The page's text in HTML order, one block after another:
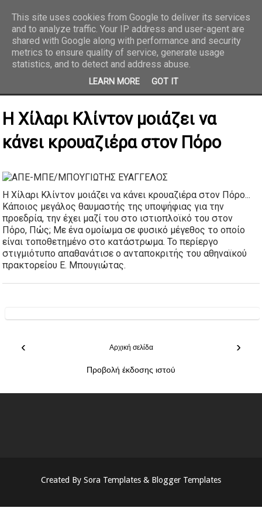
REPORTAZ NET
H Χίλαρι Κλίντον μοιάζει να
κάνει κρουαζιέρα στoν Πόρο
H Χίλαρι Κλίντον μοιάζει να κάνει κρουαζιέρα στον Πόρο...
Κάποιος μεγάλος θαυμαστής της υποψήφιας για την
προεδρία, την έχει μαζί του στο ιστιοπλοϊκό του στον
Πόρο, Πώς; Με ένα ομοίωμα σε φυσικό μέγεθος το οποίο
είναι τοποθετημένο στο κατάστρωμα. Το περίεργο
στιγμιότυπο απαθανάτισε ο ανταποκριτής του αθηναϊκού
πρακτορείου Ε. Μπουγιώτας.
‹ ›
Αρχική σελίδα
Προβολή έκδοσης ιστού
Created By Sora Templates & Blogger Templates
This site uses cookies from Google to deliver its services
and to analyze traffic. Your IP address and user-agent are
shared with Google along with performance and security
metrics to ensure quality of service, generate usage
statistics, and to detect and address abuse.
LEARN MORE GOT IT